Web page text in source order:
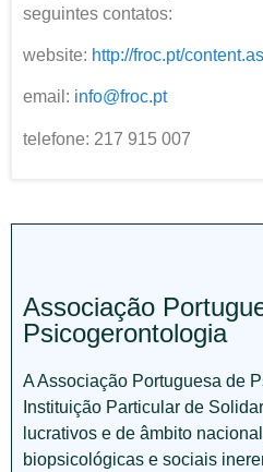
seguintes contatos:
website: http://froc.pt/
email: info@froc.pt
telefone: 217 915 007
Associação
Psicogerontologia
A Associação Portuguesa de
Instituição Particular de
lucrativos e de âmbito
biopsicológicas e sociais